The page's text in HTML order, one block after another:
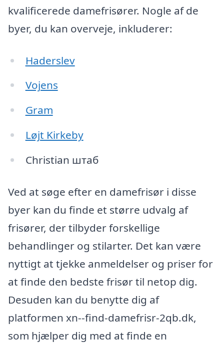
kvalificerede damefrisører. Nogle af de
byer, du kan overveje, inkluderer:
Haderslev
Vojens
Gram
Løjt Kirkeby
Christian штаб
Ved at søge efter en damefrisør i disse
byer kan du finde et større udvalg af
frisører, der tilbyder forskellige
behandlinger og stilarter. Det kan være
nyttigt at tjekke anmeldelser og priser for
at finde den bedste frisør til netop dig.
Desuden kan du benytte dig af
platformen xn--find-damefrisr-2qb.dk,
som hjælper dig med at finde en